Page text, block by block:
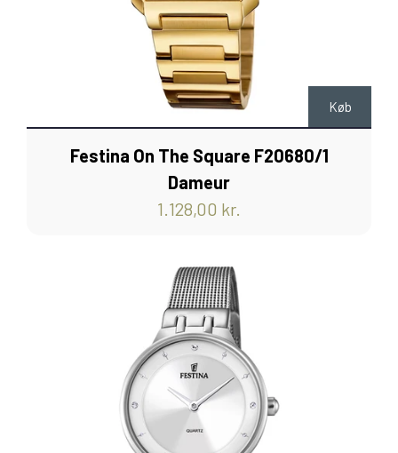
Køb
Festina On The Square F20680/1
Dameur
1.128,00 kr.